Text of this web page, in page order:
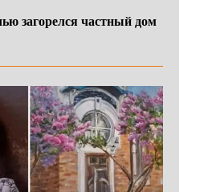
загорелся частный дом